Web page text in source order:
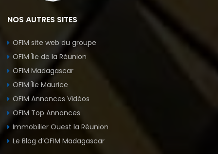
NOS AUTRES SITES
OFIM site web du groupe
OFIM Île de la Réunion
OFIM Madagascar
OFIM Île Maurice
OFIM Annonces Vidéos
OFIM Top Annonces
Immobilier Ouest la Réunion
Le Blog d’OFIM Madagascar